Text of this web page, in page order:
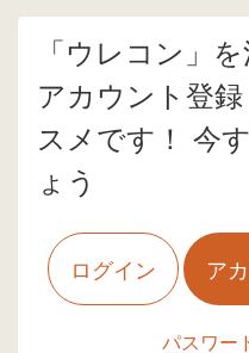
「ウレコン」
アカウント登
スメです！ 今
ょう
ログイン ア
パスワー